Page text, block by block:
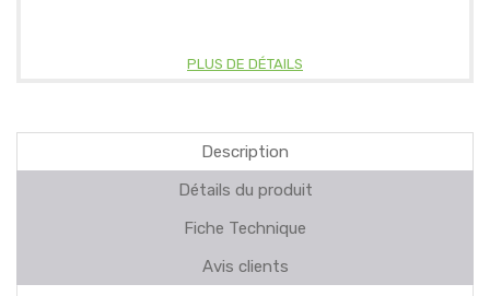
PLUS DE DÉTAILS
Description
Détails du produit
Fiche Technique
Avis clients